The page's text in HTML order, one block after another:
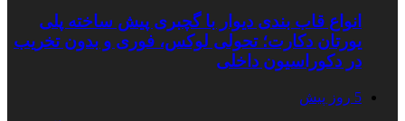
انواع قاب بندی دیوار با گچبری پیش ساخته پلی
یورتان دکارت؛ تحولی لوکس، فوری و بدون تخریب
در دکوراسیون داخلی
5 روز پیش